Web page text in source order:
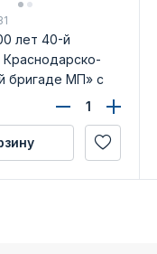
лет 40-й
бригаде МП» с